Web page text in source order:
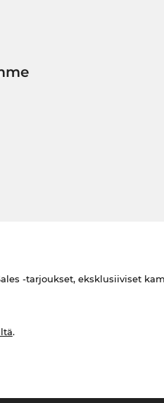
-tarjoukset, eksklusiiviset
.